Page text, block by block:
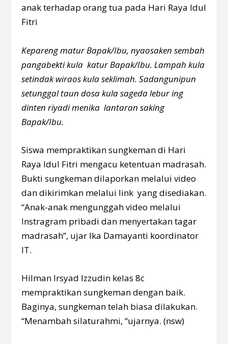
anak terhadap orang tua pada Hari Raya Idul
Fitri
Kepareng matur Bapak/Ibu, nyaosaken sembah
pangabekti kula katur Bapak/Ibu. Lampah kula
setindak wiraos kula seklimah. Sadangunipun
setunggal taun dosa kula sageda lebur ing
dinten riyadi menika lantaran saking
Bapak/Ibu.
Siswa mempraktikan sungkeman di Hari
Raya Idul Fitri mengacu ketentuan madrasah.
Bukti sungkeman dilaporkan melalui video
dan dikirimkan melalui link yang disediakan.
“Anak-anak mengunggah video melalui
Instragram pribadi dan menyertakan tagar
madrasah”, ujar Ika Damayanti koordinator
IT.
Hilman Irsyad Izzudin kelas 8c
mempraktikan sungkeman dengan baik.
Baginya, sungkeman telah biasa dilakukan.
“Menambah silaturahmi, “ujarnya. (nsw)